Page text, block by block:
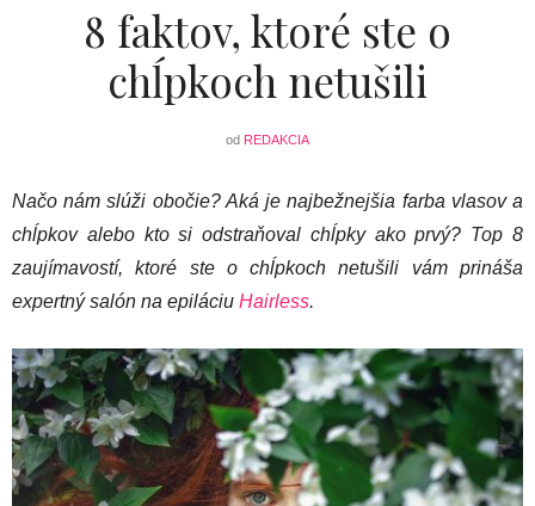
8 faktov, ktoré ste o
chĺpkoch netušili
od REDAKCIA
Načo nám slúži obočie? Aká je najbežnejšia farba vlasov a
chĺpkov alebo kto si odstraňoval chĺpky ako prvý? Top 8
zaujímavostí, ktoré ste o chĺpkoch netušili vám prináša
expertný salón na epiláciu Hairless.